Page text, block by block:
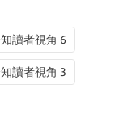
讀者視角 6
讀者視角 3